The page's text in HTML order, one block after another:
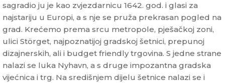
sagradio ju je kao zvjezdarnicu 1642. god. i glasi za
najstariju u Europi, a s nje se pruža prekrasan pogled na
grad. Krećemo prema srcu metropole, pješačkoj zoni,
ulici Störget, najpoznatijoj gradskoj šetnici, prepunoj
dizajnerskih, ali i budget friendly trgovina. S jedne strane
nalazi se luka Nyhavn, a s druge impozantna gradska
vijećnica i trg. Na središnjem dijelu šetnice nalazi se i